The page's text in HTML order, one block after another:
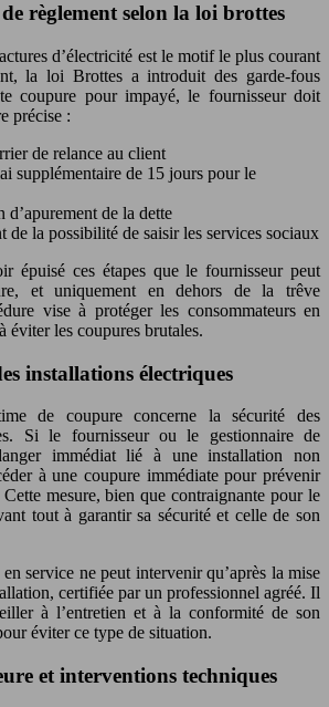
règlement selon la loi brottes
d’électricité est le motif le plus courant
la loi Brottes a introduit des garde-fous
coupure pour impayé, le fournisseur doit
précise :
de relance au client
supplémentaire de 15 jours pour le
d’apurement de la dette
de la possibilité de saisir les services sociaux
épuisé ces étapes que le fournisseur peut
et uniquement en dehors de la trêve
vise à protéger les consommateurs en
éviter les coupures brutales.
installations électriques
de coupure concerne la sécurité des
Si le fournisseur ou le gestionnaire de
immédiat lié à une installation non
à une coupure immédiate pour prévenir
mesure, bien que contraignante pour le
tout à garantir sa sécurité et celle de son
service ne peut intervenir qu’après la mise
certifiée par un professionnel agréé. Il
à l’entretien et à la conformité de son
éviter ce type de situation.
et interventions techniques